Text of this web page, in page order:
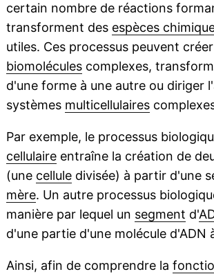
certain nombre de réactions
transforment des espèces
utiles. Ces processus peuvent
biomoléculescomplexes,
d'une forme à une autre ou diriger
systèmes multicellulaires
Par exemple, le processus
cellulaireentraîne la création de
(une celluledivisée) à partir d'une
mère. Un autre processus
manière par lequel un segment d'
d'une partie d'une molécule d'ADN
Ainsi, afin de comprendre la